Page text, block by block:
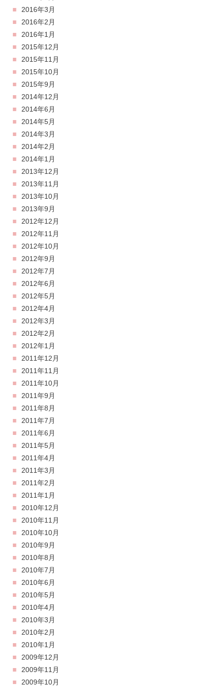
2016年3月
2016年2月
2016年1月
2015年12月
2015年11月
2015年10月
2015年9月
2014年12月
2014年6月
2014年5月
2014年3月
2014年2月
2014年1月
2013年12月
2013年11月
2013年10月
2013年9月
2012年12月
2012年11月
2012年10月
2012年9月
2012年7月
2012年6月
2012年5月
2012年4月
2012年3月
2012年2月
2012年1月
2011年12月
2011年11月
2011年10月
2011年9月
2011年8月
2011年7月
2011年6月
2011年5月
2011年4月
2011年3月
2011年2月
2011年1月
2010年12月
2010年11月
2010年10月
2010年9月
2010年8月
2010年7月
2010年6月
2010年5月
2010年4月
2010年3月
2010年2月
2010年1月
2009年12月
2009年11月
2009年10月